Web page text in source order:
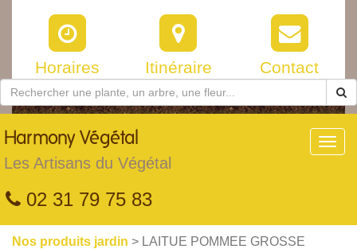
Horaires Itinéraire Contact
Harmony Végétal
Les Artisans du Végétal
02 31 79 75 83
Nos produits jardin > LAITUE POMMEE GROSSE